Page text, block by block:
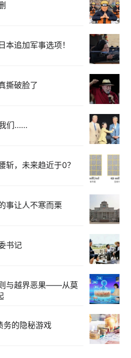
本追加军事选项！
撕破脸了
们……
斩，未来趋近于0？
事让人不寒而栗
书记
与越界恶果——从莫
务的隐秘游戏